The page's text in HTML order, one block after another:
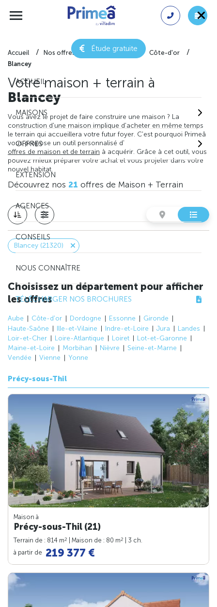
Étude gratuite
ACCUEIL
MAISONS
OFFRES
EXTENSION
AGENCES
CONSEILS
NOUS CONNAÎTRE
TÉLÉCHARGER NOS BROCHURES
Accueil Nos offres de maison + terrain
Côte-d'or
Blancey
Votre maison + terrain à
Blancey
Vous avez le projet de faire construire une maison ? La
construction d'une maison implique d'acheter en même temps
le terrain qui accueillera votre futur foyer. C'est pourquoi Primeâ
vous propose un outil personnalisé d'
offres de maison et de terrain à acquérir. Grâce à cet outil, vous
pouvez mieux préparer votre achat et vous projeter dans votre
nouvel habitat.
Découvrez nos 21 offres de Maison + Terrain
Blancey (21320)
Choisissez un département pour afficher
les offres
Aube Côte-d'or Dordogne Essonne
Gironde
Haute-Saône
Ille-et-Vilaine Indre-et-Loire Jura
Landes
Loir-et-Cher
Loire-Atlantique Loiret
Lot-et-Garonne
Maine-et-Loire
Morbihan Nièvre
Seine-et-Marne
Vendée
Vienne Yonne
Précy-sous-Thil
Maison à
Précy-sous-Thil (21)
Terrain de : 814 m2 | Maison de : 80 m2
| 3 ch.
à partir de 219 377 €